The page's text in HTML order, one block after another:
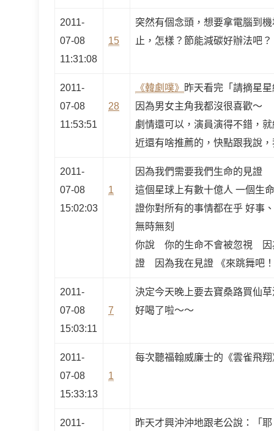
2011-
07-08
11:31:08
15
突然有個念頭，想要拿電腦到
止，怎樣？節能減碳好辦法吧？
2011-
07-08
11:53:51
28
《韓劇噗》 昨天看完「請摘星
因為男女主角我都沒很喜歡～
劇情還可以，演員演得不錯，
近還有啥推薦的，快點跟我說
2011-
07-08
15:02:03
1
因為我們需要我們生命的見證
這個星球上有數十億人 一個生
證你對所有的事情都在乎 好事
無時無刻
你說 你的生命不會被忽視 因
證 因為我在見證 《來跳舞吧
2011-
07-08
15:03:11
7
決定今天晚上要去寶桑路買仙
好喝了啦～～
2011-
07-08
15:33:13
1
每次聽福翰威廉士的《雲雀飛
2011- 昨天才興沖沖地跟老公說：「